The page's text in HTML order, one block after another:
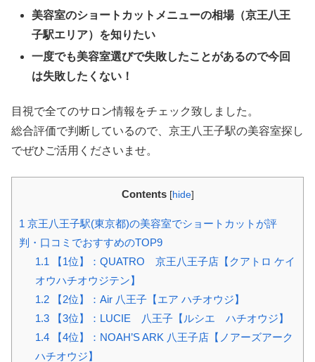
美容室のショートカットメニューの相場（京王八王
子駅エリア）を知りたい
一度でも美容室選びで失敗したことがあるので今回
は失敗したくない！
目視で全てのサロン情報をチェック致しました。
総合評価で判断しているので、京王八王子駅の美容室探し
でぜひご活用くださいませ。
Contents [hide]
1 京王八王子駅(東京都)の美容室でショートカットが評
判・口コミでおすすめのTOP9
1.1 【1位】：QUATRO 京王八王子店【クアトロ ケイ
オウハチオウジテン】
1.2【2位】：Air 八王子【エア ハチオウジ】
1.3【3位】：LUCIE 八王子【ルシエ ハチオウジ】
1.4【4位】：NOAH’S ARK 八王子店【ノアーズアーク
ハチオウジ】